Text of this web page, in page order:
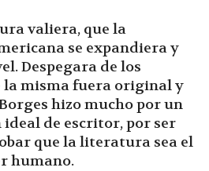
valiera, que la
se expandiera y
Despegara de los
la misma fuera original y
hizo mucho por un
de escritor, por ser
que la literatura sea el
humano.